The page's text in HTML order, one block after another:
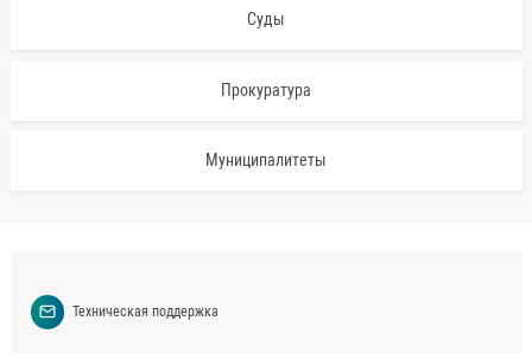
Суды
Прокуратура
Муниципалитеты
Техническая поддержка